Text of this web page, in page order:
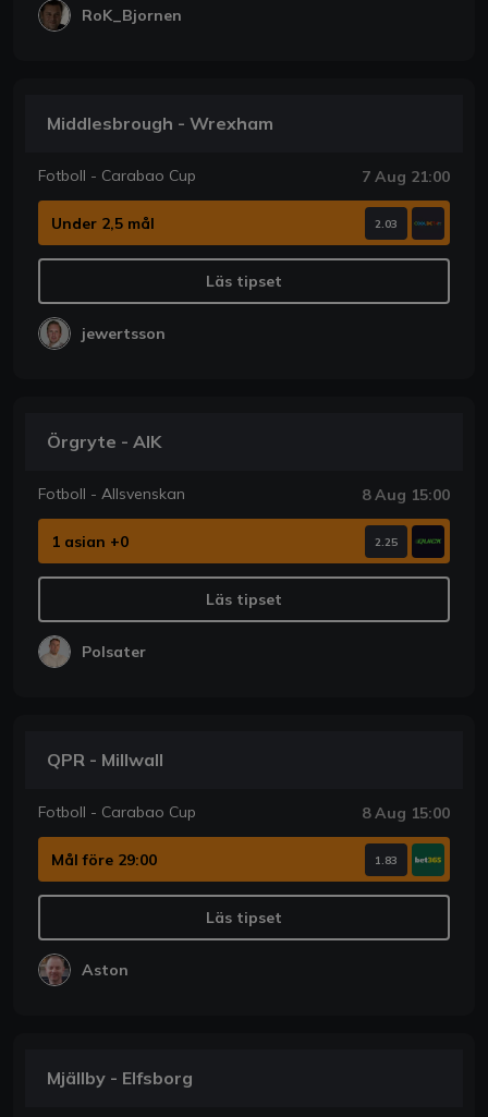
RoK_Bjornen
Middlesbrough - Wrexham
Fotboll - Carabao Cup 7 Aug 21:00
Under 2,5 mål 2.03
Läs tipset
jewertsson
Örgryte - AIK
Fotboll - Allsvenskan 8 Aug 15:00
1 asian +0 2.25
Läs tipset
Polsater
QPR - Millwall
Fotboll - Carabao Cup 8 Aug 15:00
Mål före 29:00 1.83
Läs tipset
Aston
Mjällby - Elfsborg